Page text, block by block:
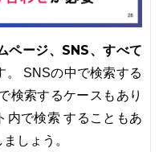
ページ、SNS、すべて
。 SNSの中で検索する
検索するケースもあり
内で検索 することもあ
しょう。